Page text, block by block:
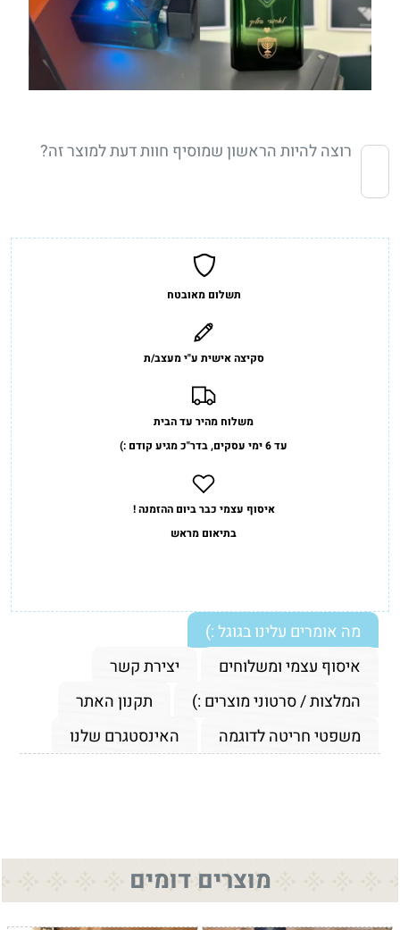
רוצה להיות הראשון שמוסיף חוות דעת למוצר זה?
תשלום מאובטח
סקיצה אישית ע"י מעצב/ת
משלוח מהיר עד הבית
עד 6 ימי עסקים, בדר"כ מגיע קודם :)
איסוף עצמי כבר ביום ההזמנה !
בתיאום מראש
מה אומרים עלינו בגוגל :)
איסוף עצמי ומשלוחים
יצירת קשר
המלצות / סרטוני מוצרים :)
תקנון האתר
משפטי חריטה לדוגמה
האינסטגרם שלנו
מוצרים דומים